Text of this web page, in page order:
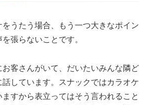
うたう場合、もう一つ大きなポイン
張らないことです。
お客さんがいて、だいたいみんな隣ど
話しています。スナックではカラオケ
すから表立ってはそう言われること